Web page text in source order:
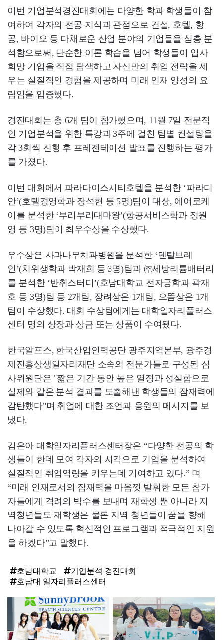
이번 기업분석경진대회에는 다양한 학과 학생들이 참
여하여 각자의 전공 지식과 관점으로 건설, 호텔, 항
공, 바이오 등 다채로운 산업 분야의 기업들을 심층 분
석함으로써, 단순한 이론 학습을 넘어 학생들이 입사
희망 기업을 직접 탐색하고 자신만의 취업 전략을 세
우는 실질적인 경험을 제공하며 미래 인재 양성의 요
람임을 입증했다.
경진대회는 총 6개 팀이 참가했으며, 11월 7일 전문적
인 기업분석을 위한 특강과 3주에 걸친 팀별 컨설팅을
각 3회씩 진행 후 프레젠테이션 발표를 진행하는 평가
를 가졌다.
이번 대회에서 파라다이스시티호텔을 분석한 ‘파라디
안’(호텔경영학과 장석현 등 5명)팀이 대상, 에어로케
이를 분석한 ‘부리부리대마왕’(항공서비스학과 정원
영 등 3명)팀이 최우수상을 수상했다.
우수상은 사과나무치과병원을 분석한 ‘덴탈브레
인’(치위생학과 박재희 등 3명)팀과 ㈜세방리튬배터리
를 분석한 ‘반취스터디’(호남대학교 전자공학과 곽재
호 등 3명)팀 등 2개팀, 장려상은 1개팀, 으뜸상은 1개
팀이 수상했다. 대회 수상팀에게는 대학일자리플러스
센터 명의 상장과 상금 또는 상품이 수여됐다.
한국알프스, 한국산업인력공단 광주지역본부, 광주경
제진흥상생일자리재단 소속의 전문가들로 구성된 심
사위원단은 "짧은 기간 동안 높은 열정과 성실함으로
실제와 같은 분석 결과를 도출해낸 학생들의 잠재력에
감탄했다"며 취업에 대한 조언과 응원의 메시지를 보
냈다.
김은아 대학일자리플러스센터장은 “다양한 전공의 학
생들이 한데 모여 각자의 시각으로 기업을 분석하여
실질적인 취업역량을 키우는데 기여하고 있다.” 며
“미래 인재로서의 잠재력을 마음껏 발휘한 모든 참가
자들에게 격려의 박수를 보내며 재학생 뿐 아니라 지
역청년들도 재학생은 물론 지역 청년들이 꿈을 향해
나아갈 수 있도록 혁신적인 프로그램과 적극적인 지원
을 하겠다”고 말했다.
호남대학교
기업분석 경진대회
호남대 일자리플러스센터